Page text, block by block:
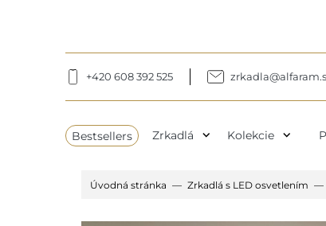
+420 608 392 525
Bestsellers Zrkadlá expand_more Kolekcie expand_more
Úvodná stránka Zrkadlá s LED osvetlením